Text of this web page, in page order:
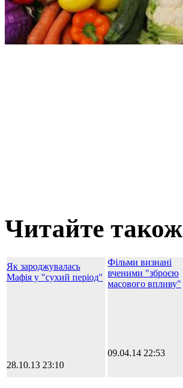
Читайте також
Як зароджувалась
Мафія у "сухий період"
28.10.13 23:10
Фільми визнані
вченими "зброєю
масового впливу"
09.04.14 22:53